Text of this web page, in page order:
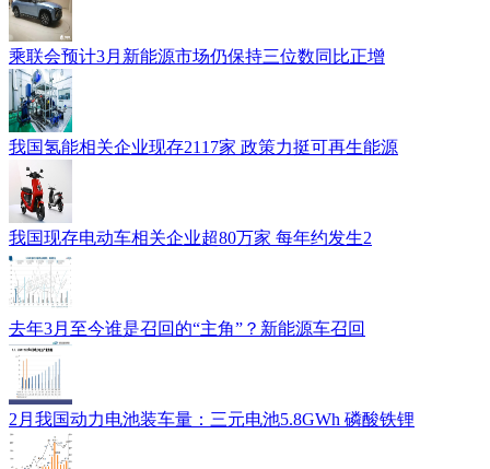
乘联会预计3月新能源市场仍保持三位数同比正增
我国氢能相关企业现存2117家 政策力挺可再生能源
我国现存电动车相关企业超80万家 每年约发生2
去年3月至今谁是召回的“主角”？新能源车召回
2月我国动力电池装车量：三元电池5.8GWh 磷酸铁锂